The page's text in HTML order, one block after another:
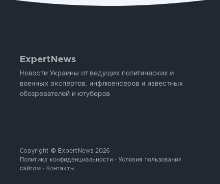
ExpertNews
Новости Украины от ведущих политических и
военных экспертов, инфлюенсеров и известных
обозревателей и ютуберов
Copyright © ExpertNews 2026
Политика конфиденциальности · Условия пользования
сайтом · Контакты